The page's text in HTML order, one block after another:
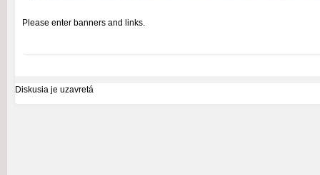
Please enter banners and links.
Diskusia je uzavretá